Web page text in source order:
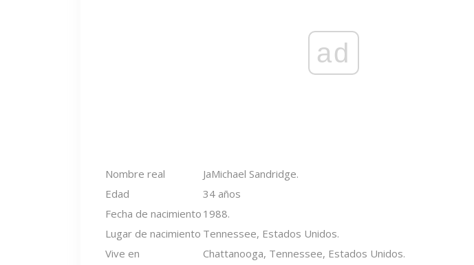
ad
Nombre real
JaMichael Sandridge.
Edad
34 años
Fecha de nacimiento 1988.
Lugar de nacimiento Tennessee, Estados Unidos.
Vive en
Chattanooga, Tennessee, Estados Unidos.